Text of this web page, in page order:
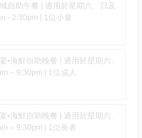
自助午餐 | 適用於星期六、日及
- 2:30pm | 1位小童
•海鮮自助晚餐 | 適用於星期六、
– 9:30pm | 1位成人
•海鮮自助晚餐 | 適用於星期六、
– 9:30pm | 1位長者